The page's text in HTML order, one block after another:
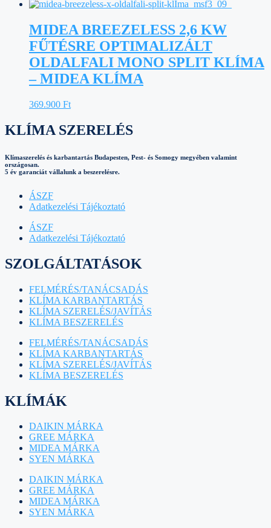
MIDEA BREEZELESS 2,6 KW
FŰTÉSRE OPTIMALIZÁLT
OLDALFALI MONO SPLIT KLÍMA
– MIDEA KLÍMA
369.900 Ft
KLÍMA SZERELÉS
Klímaszerelés és karbantartás Budapesten, Pest- és Somogy megyében valamint
országosan.
5 év garanciát vállalunk a beszerelésre.
ÁSZF
Adatkezelési Tájékoztató
ÁSZF
Adatkezelési Tájékoztató
SZOLGÁLTATÁSOK
FELMÉRÉS/TANÁCSADÁS
KLÍMA KARBANTARTÁS
KLÍMA SZERELÉS/JAVÍTÁS
KLÍMA BESZERELÉS
FELMÉRÉS/TANÁCSADÁS
KLÍMA KARBANTARTÁS
KLÍMA SZERELÉS/JAVÍTÁS
KLÍMA BESZERELÉS
KLÍMÁK
DAIKIN MÁRKA
GREE MÁRKA
MIDEA MÁRKA
SYEN MÁRKA
DAIKIN MÁRKA
GREE MÁRKA
MIDEA MÁRKA
SYEN MÁRKA